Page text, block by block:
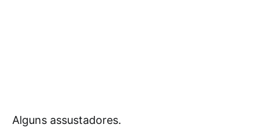
Alguns assustadores.